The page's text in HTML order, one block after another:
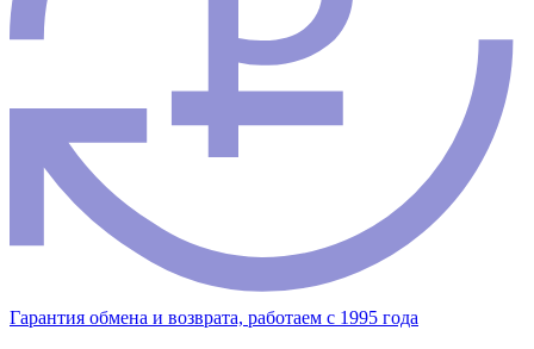
Гарантия обмена и возврата, работаем с 1995 года